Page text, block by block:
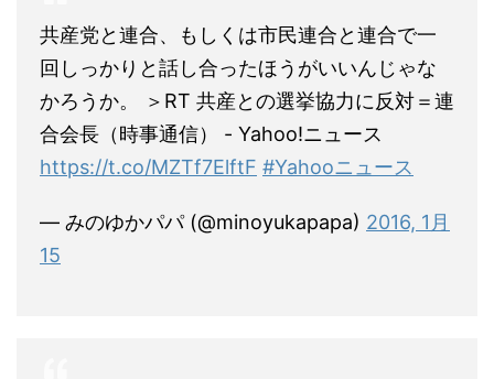
共産党と連合、もしくは市民連合と連合で一
回しっかりと話し合ったほうがいいんじゃな
かろうか。 ＞RT 共産との選挙協力に反対＝連
合会長（時事通信） - Yahoo!ニュース
https://t.co/MZTf7ElftF #Yahooニュース
— みのゆかパパ (@minoyukapapa) 2016, 1月
15